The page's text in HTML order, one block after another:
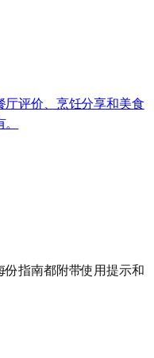
厅评价、烹饪分享和美食
份指南都附带使用提示和